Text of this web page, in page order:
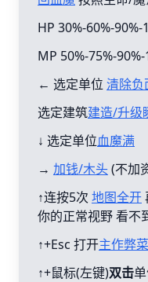
HP 30%-60%-90%-
MP 50%-75%-
← 选定单位 清除负
选定建筑建造/升级
↓ 选定单位血魔满
→ 加钱/木头(不加
↑连按5次 地图全开
你的正常视野 看不
↑+Esc 打开主作弊
↑+鼠标(左键)双击